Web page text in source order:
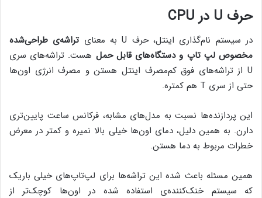
حرف U در CPU
در سیستم نام‌گذاری اینتل، حرف U به معنای
تراشه‌ی طراحی‌شده
مخصوص لپ تاپ و دستگاه‌های قابل حمل هست. تراشه‌های سری
U از تراشه‌های فوق کم‌مصرف اینتل هستن و مصرف انرژی اون‌ها
حتی از سری T هم کمتره.
این پردازنده‌ها نسبت به مدل‌های مشابه، فرکانس ساعت پایین‌تری
دارن. به همین دلیل، دمای اون‌ها خیلی بالا نمیره و کمتر در معرض
خطرات مربوط به دما هستن.
همین مسئله باعث شده این تراشه‌ها برای لپ‌تاپ‌های خیلی باریک
که سیستم خنک‌کننده‌ی استفاده شده در اون‌ها کوچک‌تر از